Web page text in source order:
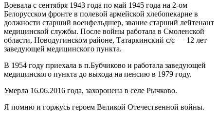
Воевала с сентября 1943 года по май 1945 года на 2-ом
Белорусском фронте в полевой армейской хлебопекарне в
должности старший военфельдшер, звание старший лейтенант
медицинской службы. После войны работала в Смоленской
области, Новодугинском районе, Татаркинский с/с — 12 лет
заведующей медицинского пункта.
В 1954 году приехала в п.Бубчиково и работала заведующей
медицинского пункта до выхода на пенсию в 1979 году.
Умерла 16.06.2016 года, захоронена в селе Рычково.
Я помню и горжусь героем Великой Отечественной войны.